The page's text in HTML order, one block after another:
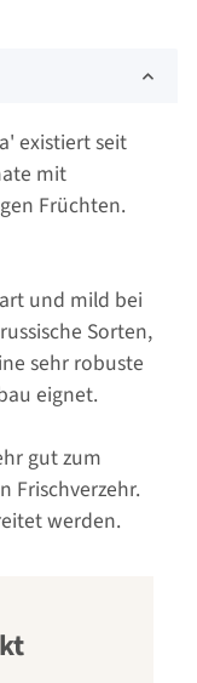
existiert seit
mit
Früchten.
und mild bei
Sorten,
sehr robuste
eignet.
gut zum
Frischverzehr.
werden.